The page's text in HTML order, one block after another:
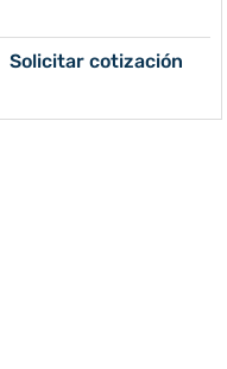
Solicitar cotización